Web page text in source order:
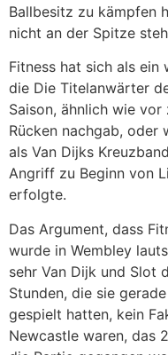
Ballbesitz zu kämpfen
nicht an der Spitze
Fitness hat sich als
die Die Titelanwärter
Saison, ähnlich wie
Rücken nachgab, oder
als Van Dijks
Angriff zu Beginn von
erfolgte.
Das Argument, dass
wurde in Wembley
sehr Van Dijk und Slot
Stunden, die sie
gespielt hatten, kein
Newcastle waren, das